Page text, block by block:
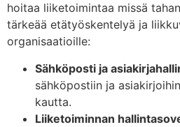
hoitaa liiketoimintaa missä
tärkeää etätyöskentelyä ja
organisaatioille:
Sähköposti ja
sähköpostiin ja
kautta.
Liiketoiminnan